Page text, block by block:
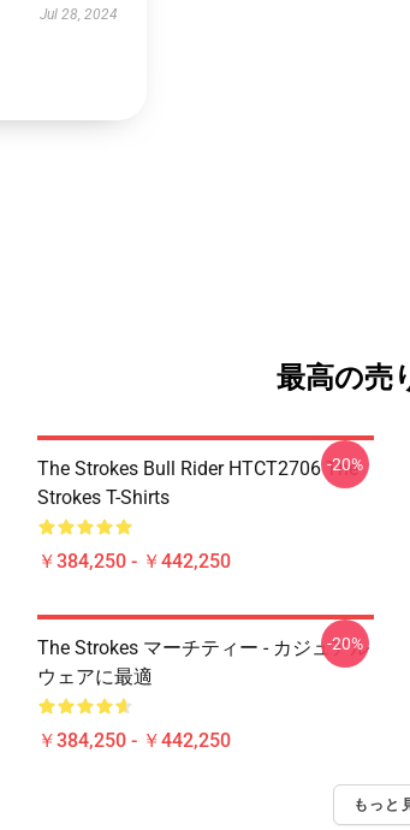
Jul 28, 2024
最高の売
The Strokes Bull Rider HTCT2706 The
Strokes T-Shirts
￥384,250 - ￥442,250
-20%
The Strokes マーチティー - カジュアル
ウェアに最適
￥384,250 - ￥442,250
-20%
もっと